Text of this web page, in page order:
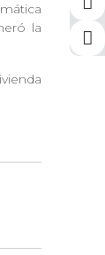
la